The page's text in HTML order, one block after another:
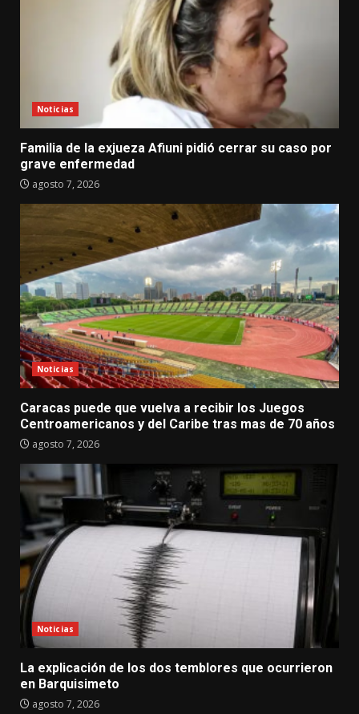
Noticias
Familia de la exjueza Afiuni pidió cerrar su caso por
grave enfermedad
agosto 7, 2026
Noticias
Caracas puede que vuelva a recibir los Juegos
Centroamericanos y del Caribe tras mas de 70 años
agosto 7, 2026
Noticias
La explicación de los dos temblores que ocurrieron
en Barquisimeto
agosto 7, 2026